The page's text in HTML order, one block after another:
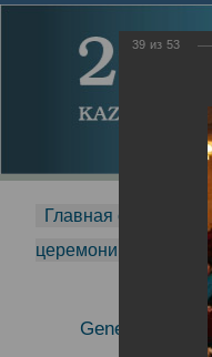
Главная страница
церемонии
General
39 из 53